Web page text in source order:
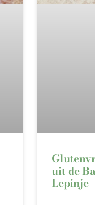
uit de
Lepinje